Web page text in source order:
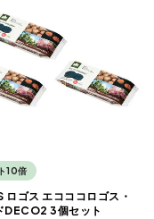
10倍
ロゴス エコココロゴス・
DECO2 3個セット